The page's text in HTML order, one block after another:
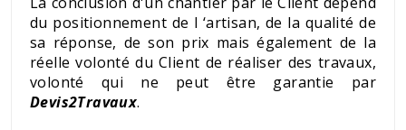
du positionnement de l ‘artisan, de la qualité de
sa réponse, de son prix mais également de la
réelle volonté du Client de réaliser des travaux,
volonté qui ne peut être garantie par
Devis2Travaux.